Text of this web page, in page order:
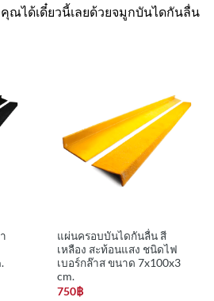
ณได้เดี๋ยวนี้เลยด้วยจมูกบันไดกันลื่น
แผ่นครอบบันไดกันลื่น สี
เหลือง สะท้อนแสง ชนิดไฟ
เบอร์กล๊าส ขนาด 7x100x3
cm.
750฿